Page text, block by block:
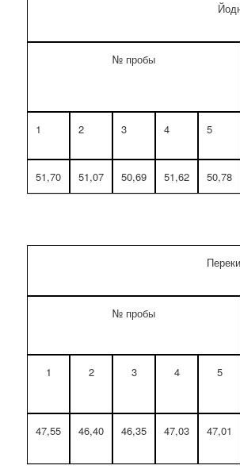
№ пробы
1 2 3 4 5
51,70 51,07 50,69 51,62 50,78
№ пробы
1 2 3 4 5
47,55 46,40 46,35 47,03 47,01